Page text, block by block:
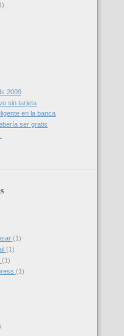
2009
sin tarjeta
en la banca
ser gratis
(1)
(1)
(1)
(1)